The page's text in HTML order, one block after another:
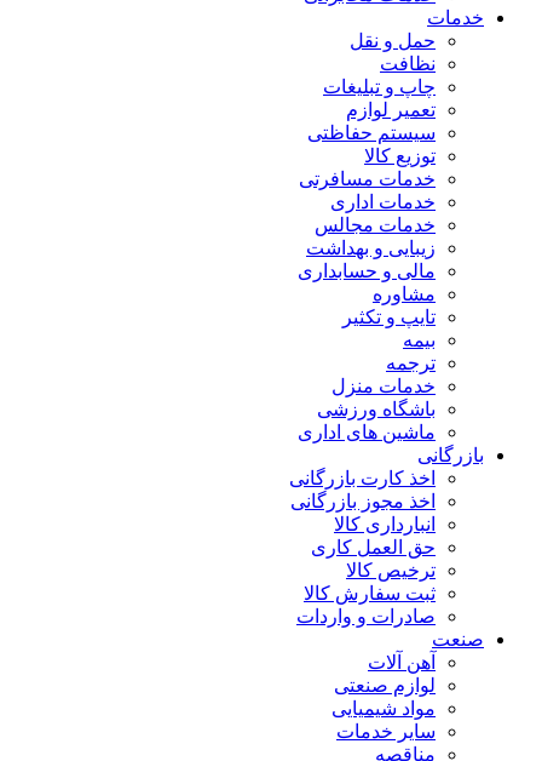
خدمات
حمل و نقل
نظافت
چاپ و تبلیغات
تعمیر لوازم
سیستم حفاظتی
توزیع کالا
خدمات مسافرتی
خدمات اداری
خدمات مجالس
زیبایی و بهداشت
مالی و حسابداری
مشاوره
تایپ و تکثیر
بیمه
ترجمه
خدمات منزل
باشگاه ورزشی
ماشین های اداری
بازرگانی
اخذ کارت بازرگانی
اخذ مجوز بازرگانی
انبارداری کالا
حق العمل کاری
ترخیص کالا
ثبت سفارش کالا
صادرات و واردات
صنعت
آهن آلات
لوازم صنعتی
مواد شیمیایی
سایر خدمات
مناقصه